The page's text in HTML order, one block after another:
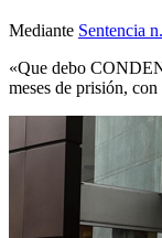
Mediante Sentencia
«Que debo
meses de prisión,